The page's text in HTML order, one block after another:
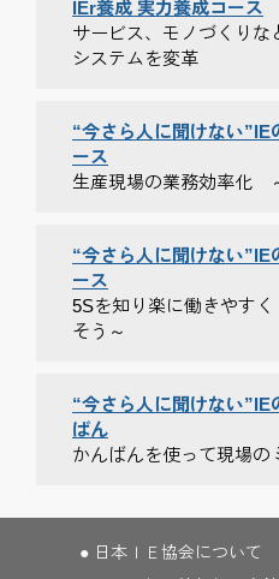
IEr養成 実力養成コース
サービス、モノづくりな
システムを変革
“今さら人に聞けない”IE
ース
生産現場の業務効率化
“今さら人に聞けない”IE
ース
5Sを知り楽に働きやす
そう～
“今さら人に聞けない
ばん
かんばんを使って現場の
日本ＩＥ協会について